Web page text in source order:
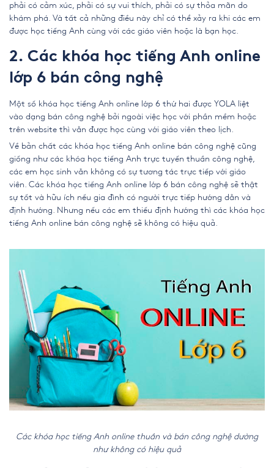
phải có cảm xúc, phải có sự vui thích, phải có sự thỏa mãn do
khám phá. Và tất cả những điều này chỉ có thể xảy ra khi các em
được học tiếng Anh cùng với các giáo viên hoặc là bạn học.
2. Các khóa học tiếng Anh online
lớp 6 bán công nghệ
Một số khóa học tiếng Anh online lớp 6 thứ hai được YOLA liệt
vào dạng bán công nghệ bởi ngoài việc học với phần mềm hoặc
trên website thì vẫn được học cùng với giáo viên theo lịch.
Về bản chất các khóa học tiếng Anh online bán công nghệ cũng
giống như các khóa học tiếng Anh trực tuyến thuần công nghệ,
các em học sinh vẫn không có sự tương tác trực tiếp với giáo
viên. Các khóa học tiếng Anh online lớp 6 bán công nghệ sẽ thật
sự tốt và hữu ích nếu gia đình có người trực tiếp hướng dẫn và
định hướng. Nhưng nếu các em thiếu định hướng thì các khóa học
tiếng Anh online bán công nghệ sẽ không có hiệu quả.
Các khóa học tiếng Anh online thuần và bán công nghệ dường
như không có hiệu quả